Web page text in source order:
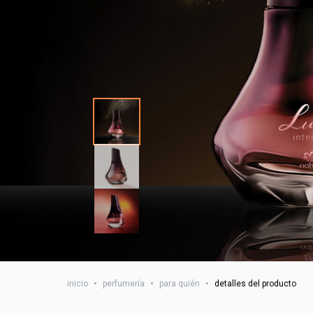
inicio • perfumería • para quién • detalles del producto